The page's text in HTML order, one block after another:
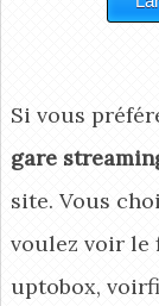
Si vous
gare
site. Vous
voulez voir le
uptobox,